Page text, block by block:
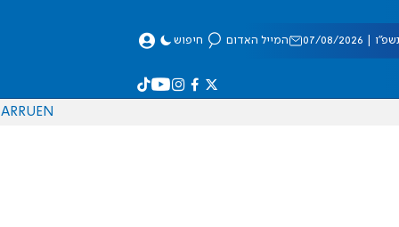
08/2026 המייל האדום חיפוש
EN
RU
AR